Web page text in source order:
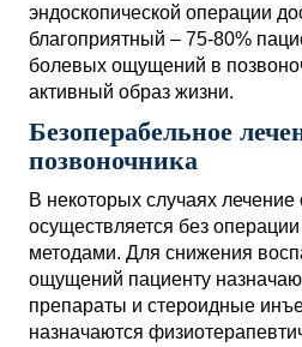
эндоскопической операции
благоприятный – 75-80%
болевых ощущений в
активный образ жизни.
Безоперабельное
позвоночника
В некоторых случаях лечение
осуществляется без
методами. Для снижения
ощущений пациенту
препараты и стероидные
назначаются